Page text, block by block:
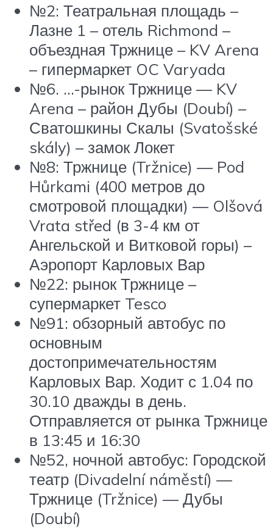
№2: Театральная площадь –
Лазне 1 – отель Richmond –
объездная Тржнице – KV Arena
– гипермаркет OC Varyada
№6. …-рынок Тржнице — KV
Arena – район Дубы (Doubí) –
Сватошкины Скалы (Svatošské
skály) – замок Локет
№8: Тржнице (Tržnice) — Pod
Hůrkami (400 метров до
смотровой площадки) — Olšová
Vrata střed (в 3-4 км от
Ангельской и Витковой горы) –
Аэропорт Карловых Вар
№22: рынок Тржнице –
супермаркет Tesco
№91: обзорный автобус по
основным
достопримечательностям
Карловых Вар. Ходит с 1.04 по
30.10 дважды в день.
Отправляется от рынка Тржнице
в 13:45 и 16:30
№52, ночной автобус: Городской
театр (Divadelní náměstí) —
Тржнице (Tržnice) — Дубы
(Doubí)